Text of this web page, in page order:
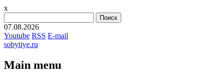
x
07.08.2026
Youtube RSS E-mail
sobytiye.ru
Main menu